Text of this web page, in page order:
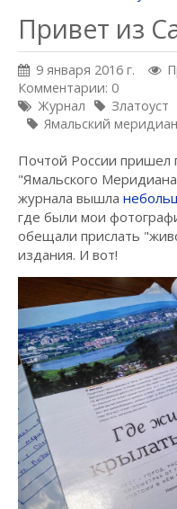
Привет из
9 января 2016 г.
Комментарии: 0
Журнал
Златоуст
Ямальский меридиан
Почтой России пришел
"Ямальского
журнала вышла
где были мои
обещали прислать
издания. И вот!